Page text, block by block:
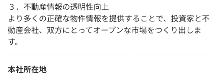
３．不動産情報の透明性向上
より多くの正確な物件情報を提供することで、投資家と不
動産会社、双方にとってオープンな市場をつくり出しま
す。
本社所在地